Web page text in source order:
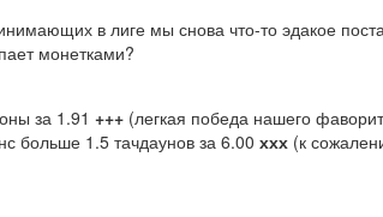
в лиге мы снова что-то эдакое
монетками?
за 1.91 +++ (легкая победа нашего
больше 1.5 тачдаунов за 6.00 ххх (к